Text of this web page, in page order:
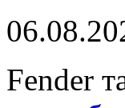
Fender